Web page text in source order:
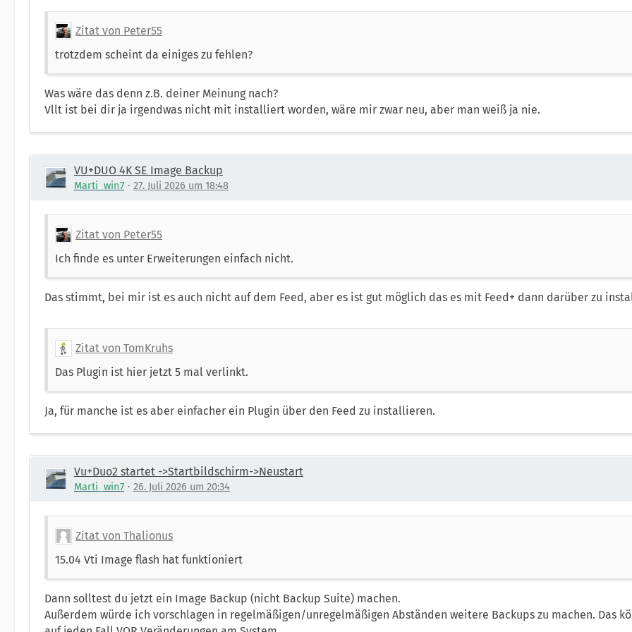
Zitat von Peter55
trotzdem scheint da einiges zu fehlen?
Was wäre das denn z.B. deiner Meinung nach?
Vllt ist bei dir ja irgendwas nicht mit installiert worden, wäre mir zwar neu, aber man weiß ja nie.
VU+DUO 4K SE Image Backup
Marti_win7 27. Juli 2026 um 18:48
Zitat von Peter55
Ich finde es unter Erweiterungen einfach nicht.
Das stimmt, bei mir ist es auch nicht auf dem Feed, aber es ist gut möglich das es mit Feed+ dann darüber zu
Zitat von TomKruhs
Das Plugin ist hier jetzt 5 mal verlinkt.
Ja, für manche ist es aber einfacher ein Plugin über den Feed zu installieren.
Vu+Duo2 startet ->Startbildschirm->Neustart
Marti_win7 26. Juli 2026 um 20:34
Zitat von Thalionus
15.04 Vti Image flash hat funktioniert
Dann solltest du jetzt ein Image Backup (nicht Backup Suite) machen.
Außerdem würde ich vorschlagen in regelmäßigen/unregelmäßigen Abständen weitere Backups zu machen. Das